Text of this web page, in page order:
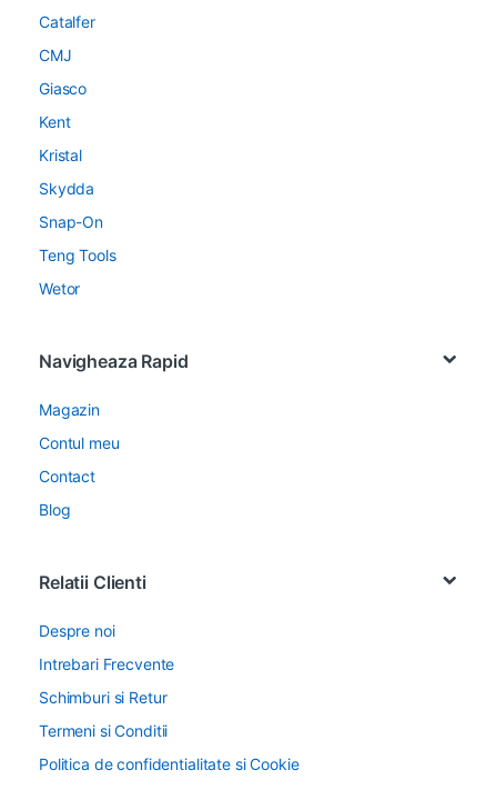
Catalfer
CMJ
Giasco
Kent
Kristal
Skydda
Snap-On
Teng Tools
Wetor
Navigheaza Rapid
Magazin
Contul meu
Contact
Blog
Relatii Clienti
Despre noi
Intrebari Frecvente
Schimburi si Retur
Termeni si Conditii
Politica de confidentialitate si Cookie